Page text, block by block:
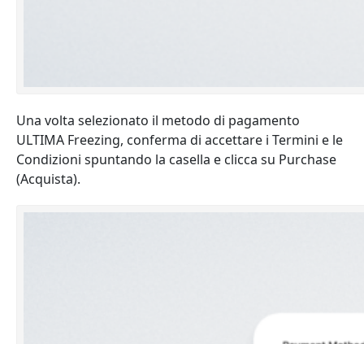
Una volta selezionato il metodo di pagamento
ULTIMA Freezing, conferma di accettare i Termini e le
Condizioni spuntando la casella e clicca su Purchase
(Acquista).